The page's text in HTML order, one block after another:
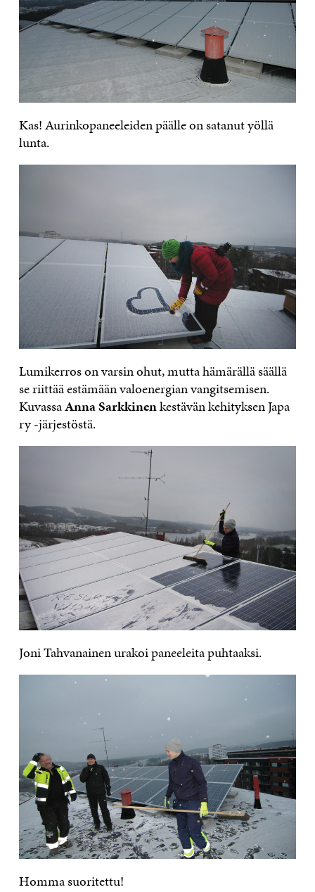
Kas! Aurinkopaneeleiden päälle on satanut yöllä
lunta.
Lumikerros on varsin ohut, mutta hämärällä säällä
se riittää estämään valoenergian vangitsemisen.
KuvassaAnna Sarkkinenkestävän kehityksen Japa
ry -järjestöstä.
Joni Tahvanainen urakoi paneeleita puhtaaksi.
Homma suoritettu!